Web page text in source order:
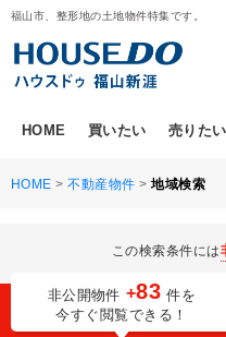
福山市、整形地の土地物件特集です。
HOME 買いたい 売りたい
HOME >不動産物件 >地域検索
この検索条件には
非公開物件 +83 件を
今すぐ閲覧できる！